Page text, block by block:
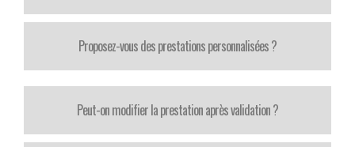
Proposez-vous des prestations personnalisées ?
Peut-on modifier la prestation après validation ?